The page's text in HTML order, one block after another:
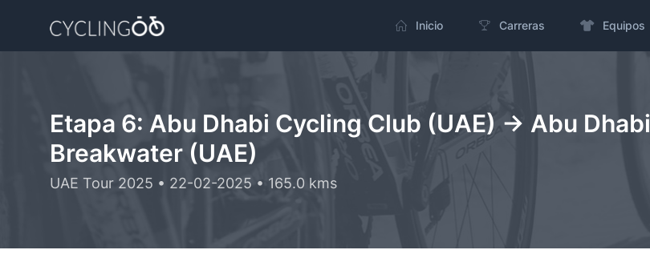
Inicio Carreras Equipos
Etapa 6: Abu Dhabi Cycling Club (UAE) -> Abu Dhabi
Breakwater (UAE)
UAE Tour 2025 • 22-02-2025 • 165.0 kms